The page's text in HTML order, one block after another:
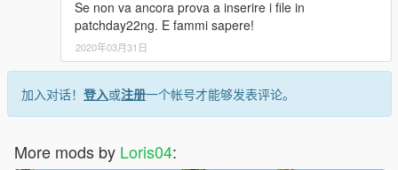
Se non va ancora prova a inserire i file in
patchday22ng. E fammi sapere!
2020年03月31日
加入对话！ 登入或注册一个帐号才能够发表评论。
More mods by Loris04: